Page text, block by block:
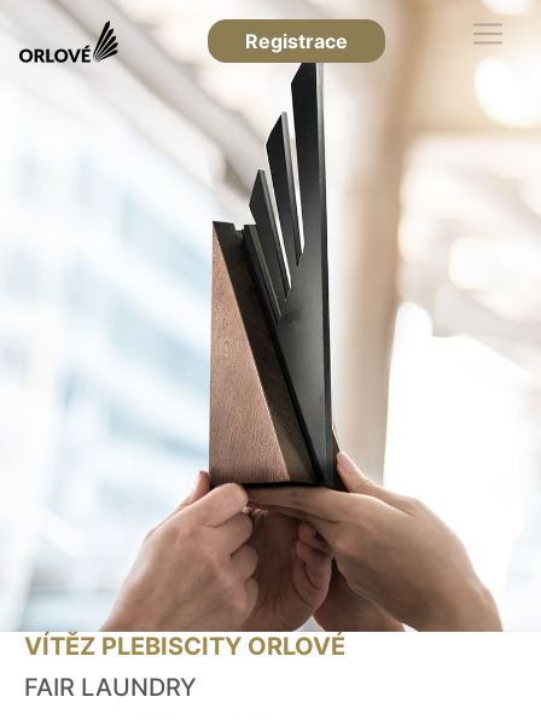
Registrace
VÍTĚZ PLEBISCITY ORLOVÉ
FAIR LAUNDRY